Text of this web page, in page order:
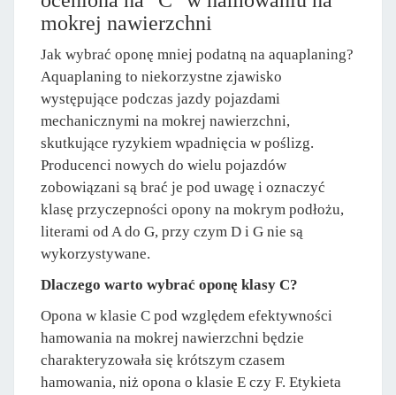
mokrej nawierzchni
Jak wybrać oponę mniej podatną na aquaplaning?
Aquaplaning to niekorzystne zjawisko
występujące podczas jazdy pojazdami
mechanicznymi na mokrej nawierzchni,
skutkujące ryzykiem wpadnięcia w poślizg.
Producenci nowych do wielu pojazdów
zobowiązani są brać je pod uwagę i oznaczyć
klasę przyczepności opony na mokrym podłożu,
literami od A do G, przy czym D i G nie są
wykorzystywane.
Dlaczego warto wybrać oponę klasy C?
Opona w klasie C pod względem efektywności
hamowania na mokrej nawierzchni będzie
charakteryzowała się krótszym czasem
hamowania, niż opona o klasie E czy F. Etykieta